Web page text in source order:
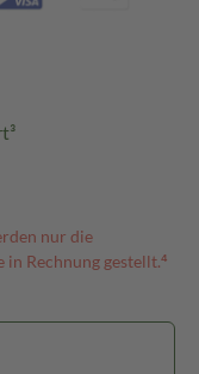
nur die
in Rechnung gestellt.⁴